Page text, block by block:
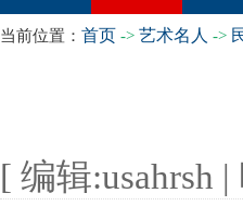
当前位置： 首页 -> 艺术名人 ->
[ 编辑:usahrsh